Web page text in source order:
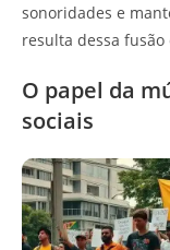
sonoridades e
resulta dessa
O papel da
sociais